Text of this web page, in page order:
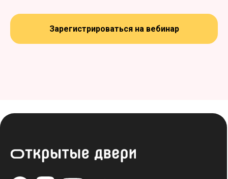
Зарегистрироваться на вебинар